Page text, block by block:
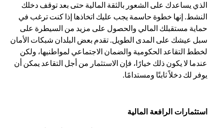
الذي يساعدك على الشعور بالثقة المالية حتى بعد توقف دخلك
النشط. إنها خطوة حاسمة يجب عليك اتخاذها إذا كنت ترغب في
حماية مستقبلك المالي والحصول على مزيد من السيطرة على
سبل عيشك على المدى الطويل. تقدم بعض البلدان شبكات الأمان
لخطط التقاعد الحكومية والضمان الاجتماعي لمواطنيها، ولكن
عندما لا يكون ذلك خيارًا، فإن الاستثمار من أجل التقاعد يمكن أن
يوفر لك دخلاً ثابتًا ومستدامًا.
استثمارات الرافعة المالية